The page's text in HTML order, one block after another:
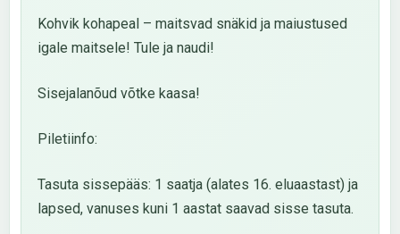
Kohvik kohapeal – maitsvad snäkid ja maiustused
igale maitsele! Tule ja naudi!
Sisejalanõud võtke kaasa!
Piletiinfo:
Tasuta sissepääs: 1 saatja (alates 16. eluaastast) ja
lapsed, vanuses kuni 1 aastat saavad sisse tasuta.